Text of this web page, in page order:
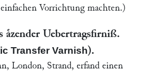
Vorrichtung machten.)
aͤzender Uebertragsfirniß.
Transfer Varnish).
, London, Strand, erfand einen